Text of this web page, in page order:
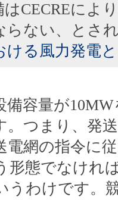
CECREによ
らない、とさ
ける風力発電
備容量が
。つまり、発
電網の指令に
形態でなけれ
うわけです。